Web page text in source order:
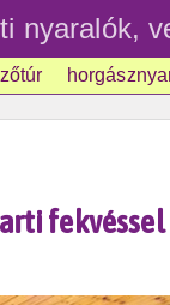
nyaralók,
fekvéssel